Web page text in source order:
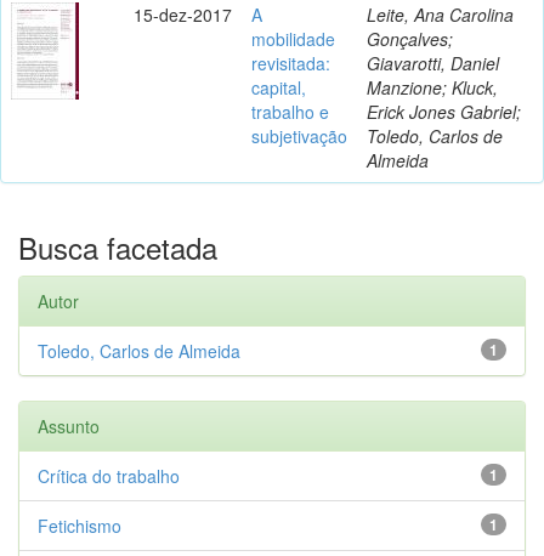
15-dez-2017
A
mobilidade
revisitada:
capital,
trabalho e
subjetivação
Leite, Ana Carolina
Gonçalves;
Giavarotti, Daniel
Manzione; Kluck,
Erick Jones Gabriel;
Toledo, Carlos de
Almeida
Busca facetada
Autor
1
Toledo, Carlos de Almeida
Assunto
1
Crítica do trabalho
1
Fetichismo